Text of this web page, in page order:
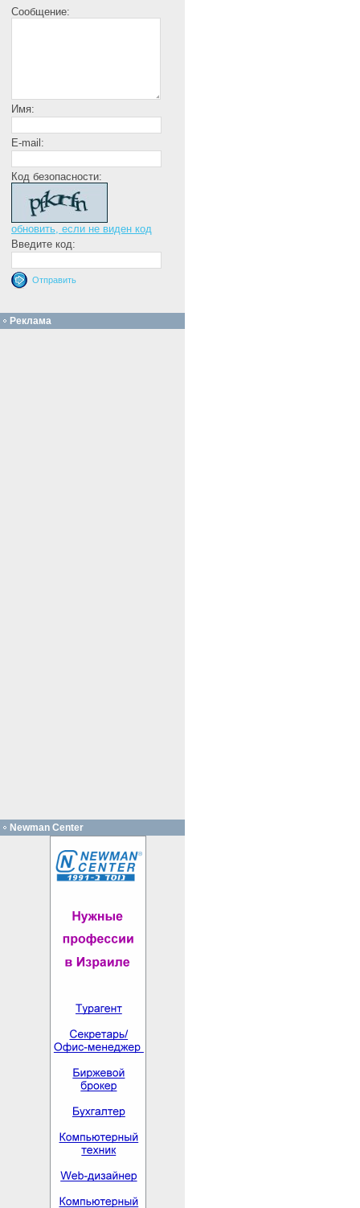
Сообщение:
Имя:
E-mail:
Код безопасности:
обновить, если не виден код
Введите код:
Реклама
Newman Center